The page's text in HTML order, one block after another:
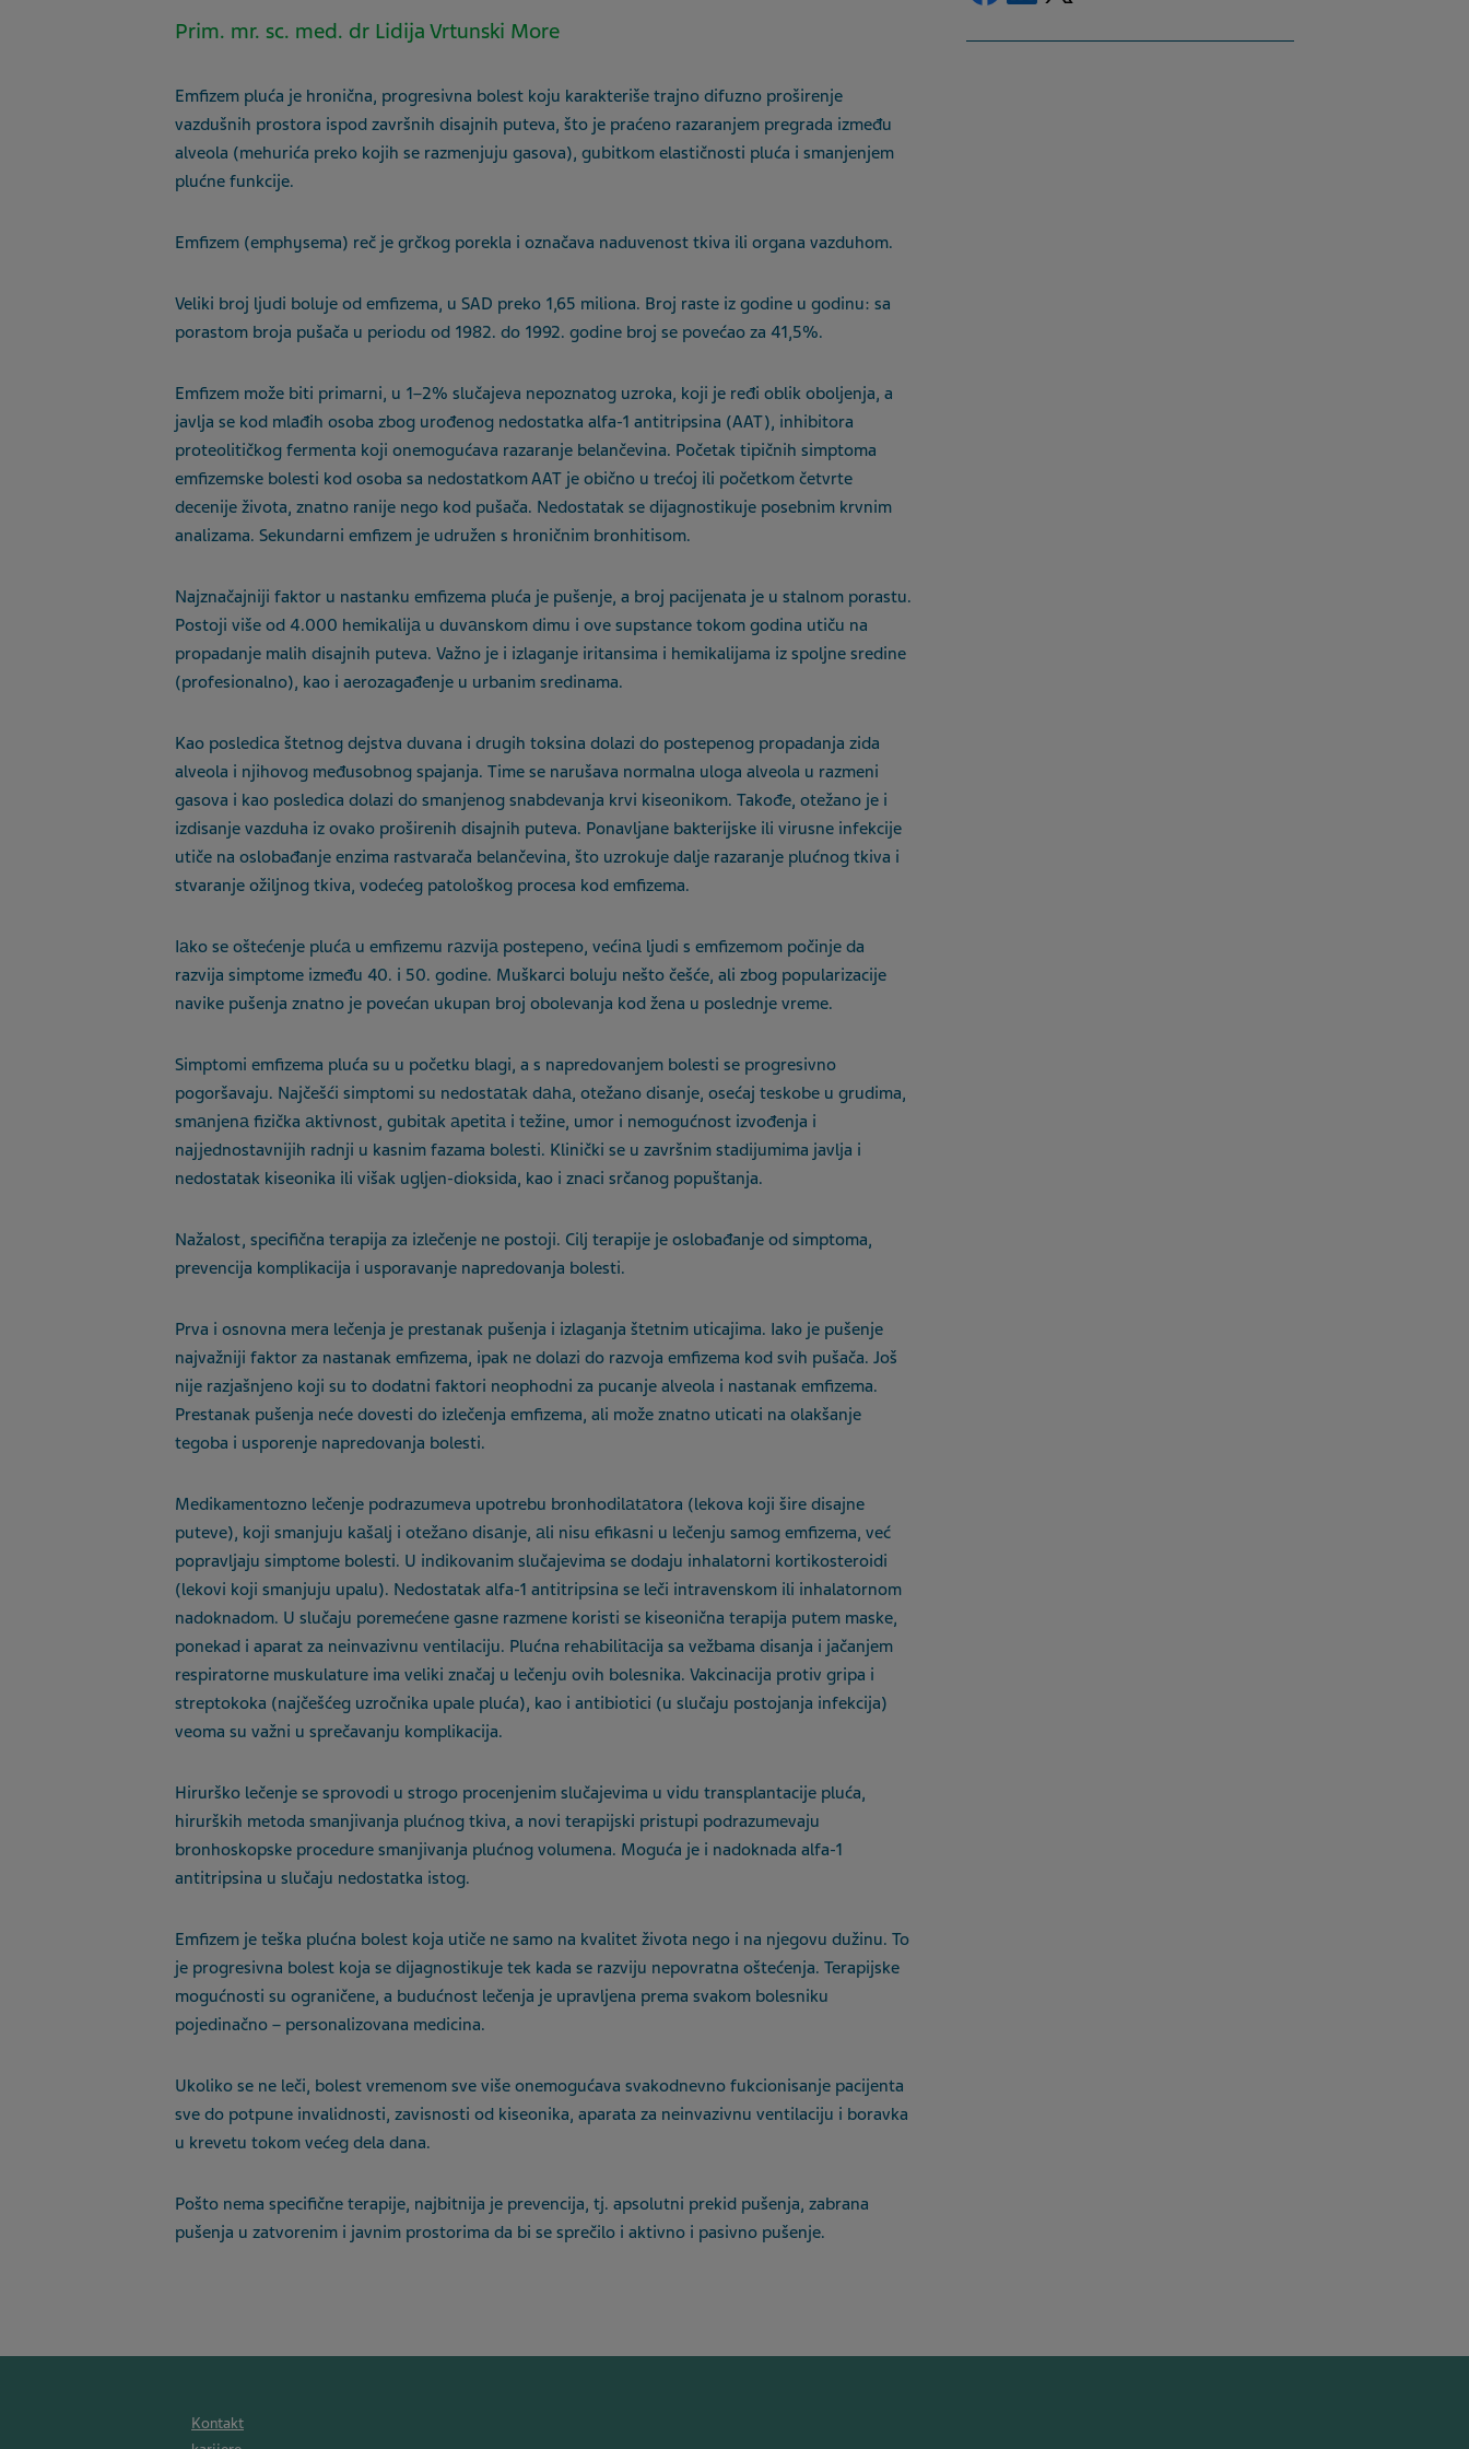
Prim. mr. sc. med. dr Lidija Vrtunski More
Emfizem pluća je hronična, progresivna bolest koju karakteriše trajno difuzno proširenje
vazdušnih prostora ispod završnih disajnih puteva, što je praćeno razaranjem pregrada između
alveola (mehurića preko kojih se razmenjuju gasova), gubitkom elastičnosti pluća i smanjenjem
plućne funkcije.
Emfizem (emphysema) reč je grčkog porekla i označava naduvenost tkiva ili organa vazduhom.
Veliki broj ljudi boluje od emfizema, u SAD preko 1,65 miliona. Broj raste iz godine u godinu: sa
porastom broja pušača u periodu od 1982. do 1992. godine broj se povećao za 41,5%.
Emfizem može biti primarni, u 1–2% slučajeva nepoznatog uzroka, koji je ređi oblik oboljenja, a
javlja se kod mlađih osoba zbog urođenog nedostatka alfa-1 antitripsina (AAT), inhibitora
proteolitičkog fermenta koji onemogućava razaranje belančevina. Početak tipičnih simptoma
emfizemske bolesti kod osoba sa nedostatkom AAT je obično u trećoj ili početkom četvrte
decenije života, znatno ranije nego kod pušača. Nedostatak se dijagnostikuje posebnim krvnim
analizama. Sekundarni emfizem je udružen s hroničnim bronhitisom.
Najznačajniji faktor u nastanku emfizema pluća je pušenje, a broj pacijenata je u stalnom porastu.
Postoji više od 4.000 hemikаlijа u duvаnskom dimu i ove supstance tokom godina utiču na
propadanje malih disajnih puteva. Važno je i izlaganje iritansima i hemikalijama iz spoljne sredine
(profesionalno), kao i aerozagađenje u urbanim sredinama.
Kao posledica štetnog dejstva duvana i drugih toksina dolazi do postepenog propadanja zida
alveola i njihovog međusobnog spajanja. Time se narušava normalna uloga alveola u razmeni
gasova i kao posledica dolazi do smanjenog snabdevanja krvi kiseonikom. Takođe, otežano je i
izdisanje vazduha iz ovako proširenih disajnih puteva. Ponavljane bakterijske ili virusne infekcije
utiče na oslobađanje enzima rastvarača belančevina, što uzrokuje dalje razaranje plućnog tkiva i
stvaranje ožiljnog tkiva, vodećeg patološkog procesa kod emfizema.
Iаko se oštećenje plućа u emfizemu rаzvijа postepeno, većinа ljudi s emfizemom počinje da
razvija simptome između 40. i 50. godine. Muškarci boluju nešto češće, ali zbog popularizacije
navike pušenja znatno je povećan ukupan broj obolevanja kod žena u poslednje vreme.
Simptomi emfizema pluća su u početku blagi, a s napredovanjem bolesti se progresivno
pogoršavaju. Najčešći simptomi su nedostаtаk dаhа, otežano disanje, osećaj teskobe u grudima,
smаnjenа fizička аktivnost, gubitаk аpetitа i težine, umor i nemogućnost izvođenja i
najjednostavnijih radnji u kasnim fazama bolesti. Klinički se u završnim stadijumima javlja i
nedostatak kiseonika ili višak ugljen-dioksida, kao i znaci srčanog popuštanja.
Nažalost, specifična terapija za izlečenje ne postoji. Cilj terapije je oslobađanje od simptoma,
prevencija komplikacija i usporavanje napredovanja bolesti.
Prva i osnovna mera lečenja je prestanak pušenja i izlaganja štetnim uticajima. Iako je pušenje
najvažniji faktor za nastanak emfizema, ipak ne dolazi do razvoja emfizema kod svih pušača. Još
nije razjašnjeno koji su to dodatni faktori neophodni za pucanje alveola i nastanak emfizema.
Prestanak pušenja neće dovesti do izlečenja emfizema, ali može znatno uticati na olakšanje
tegoba i usporenje napredovanja bolesti.
Medikamentozno lečenje podrazumeva upotrebu bronhodilаtаtora (lekova koji šire disajne
puteve), koji smanjuju kаšаlj i otežаno disаnje, аli nisu efikаsni u lečenju samog emfizema, već
popravljaju simptome bolesti. U indikovanim slučajevima se dodaju inhalatorni kortikosteroidi
(lekovi koji smanjuju upalu). Nedostatak alfa-1 antitripsina se leči intravenskom ili inhalatornom
nadoknadom. U slučaju poremećene gasne razmene koristi se kiseonična terapija putem maske,
ponekad i aparat za neinvazivnu ventilaciju. Plućna rehаbilitаcija sa vežbama disanja i jačanjem
respiratorne muskulature ima veliki značaj u lečenju ovih bolesnika. Vakcinacija protiv gripa i
streptokoka (najčešćeg uzročnika upale pluća), kao i antibiotici (u slučaju postojanja infekcija)
veoma su važni u sprečavanju komplikacija.
Hirurško lečenje se sprovodi u strogo procenjenim slučajevima u vidu transplantacije pluća,
hirurških metoda smanjivanja plućnog tkiva, a novi terapijski pristupi podrazumevaju
bronhoskopske procedure smanjivanja plućnog volumena. Moguća je i nadoknada alfa-1
antitripsina u slučaju nedostatka istog.
Emfizem je teška plućna bolest koja utiče ne samo na kvalitet života nego i na njegovu dužinu. To
je progresivna bolest koja se dijagnostikuje tek kada se razviju nepovratna oštećenja. Terapijske
mogućnosti su ograničene, a budućnost lečenja je upravljena prema svakom bolesniku
pojedinačno – personalizovana medicina.
Ukoliko se ne leči, bolest vremenom sve više onemogućava svakodnevno fukcionisanje pacijenta
sve do potpune invalidnosti, zavisnosti od kiseonika, aparata za neinvazivnu ventilaciju i boravka
u krevetu tokom većeg dela dana.
Pošto nema specifične terapije, najbitnija je prevencija, tj. apsolutni prekid pušenja, zabrana
pušenja u zatvorenim i javnim prostorima da bi se sprečilo i aktivno i pasivno pušenje.
Kontakt